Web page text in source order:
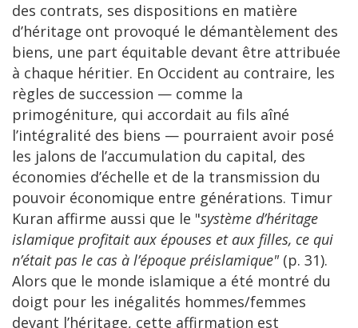
des contrats, ses dispositions en matière
d’héritage ont provoqué le démantèlement des
biens, une part équitable devant être attribuée
à chaque héritier. En Occident au contraire, les
règles de succession — comme la
primogéniture, qui accordait au fils aîné
l’intégralité des biens — pourraient avoir posé
les jalons de l’accumulation du capital, des
économies d’échelle et de la transmission du
pouvoir économique entre générations. Timur
Kuran affirme aussi que le "système d’héritage
islamique profitait aux épouses et aux filles, ce qui
n’était pas le cas à l’époque préislamique"(p. 31).
Alors que le monde islamique a été montré du
doigt pour les inégalités hommes/femmes
devant l’héritage, cette affirmation est